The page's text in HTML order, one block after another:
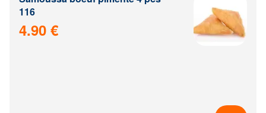
116
4.90 €